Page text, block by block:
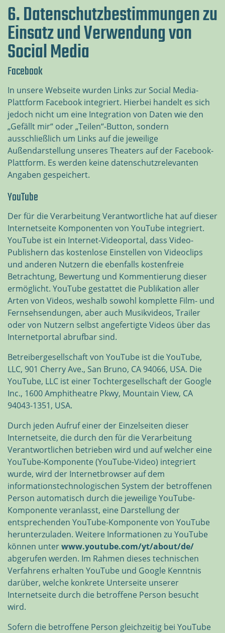
6. Datenschutzbestimmungen zu
Einsatz und Verwendung von
Social Media
Facebook
In unsere Webseite wurden Links zur Social Media-
Plattform Facebook integriert. Hierbei handelt es sich
jedoch nicht um eine Integration von Daten wie den
„Gefällt mir“ oder „Teilen“-Button, sondern
ausschließlich um Links auf die jeweilige
Außendarstellung unseres Theaters auf der Facebook-
Plattform. Es werden keine datenschutzrelevanten
Angaben gespeichert.
YouTube
Der für die Verarbeitung Verantwortliche hat auf dieser
Internetseite Komponenten von YouTube integriert.
YouTube ist ein Internet-Videoportal, dass Video-
Publishern das kostenlose Einstellen von Videoclips
und anderen Nutzern die ebenfalls kostenfreie
Betrachtung, Bewertung und Kommentierung dieser
ermöglicht. YouTube gestattet die Publikation aller
Arten von Videos, weshalb sowohl komplette Film- und
Fernsehsendungen, aber auch Musikvideos, Trailer
oder von Nutzern selbst angefertigte Videos über das
Internetportal abrufbar sind.
Betreibergesellschaft von YouTube ist die YouTube,
LLC, 901 Cherry Ave., San Bruno, CA 94066, USA. Die
YouTube, LLC ist einer Tochtergesellschaft der Google
Inc., 1600 Amphitheatre Pkwy, Mountain View, CA
94043-1351, USA.
Durch jeden Aufruf einer der Einzelseiten dieser
Internetseite, die durch den für die Verarbeitung
Verantwortlichen betrieben wird und auf welcher eine
YouTube-Komponente (YouTube-Video) integriert
wurde, wird der Internetbrowser auf dem
informationstechnologischen System der betroffenen
Person automatisch durch die jeweilige YouTube-
Komponente veranlasst, eine Darstellung der
entsprechenden YouTube-Komponente von YouTube
herunterzuladen. Weitere Informationen zu YouTube
können unterwww.youtube.com/yt/about/de/
abgerufen werden. Im Rahmen dieses technischen
Verfahrens erhalten YouTube und Google Kenntnis
darüber, welche konkrete Unterseite unserer
Internetseite durch die betroffene Person besucht
wird.
Sofern die betroffene Person gleichzeitig bei YouTube